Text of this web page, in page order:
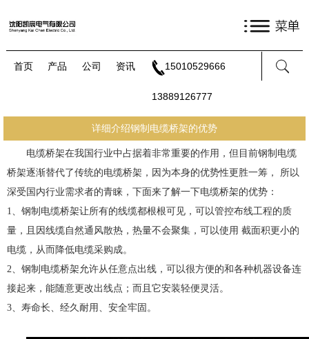
首页 产品 公司 资讯 15010529666
13889126777
详细介绍钢制电缆桥架的优势
电缆桥架在我国行业中占据着非常重要的作用，但目前钢制电缆
桥架逐渐替代了传统的电缆桥架，因为本身的优势性更胜一筹， 所以
深受国内行业需求者的青睐，下面来了解一下电缆桥架的优势：
1、钢制电缆桥架让所有的线缆都根根可见，可以管控布线工程的质
量，且因线缆自然通风散热，热量不会聚集，可以使用 截面积更小的
电缆，从而降低电缆采购成。
2、钢制电缆桥架允许从任意点出线，可以很方便的和各种机器设备连
接起来，能随意更改出线点；而且它安装轻便灵活。
3、寿命长、经久耐用、安全牢固。